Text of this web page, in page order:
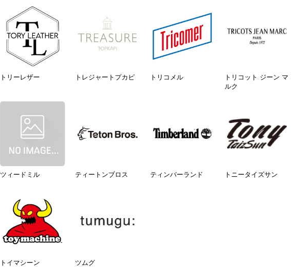
トリーレザー トレジャートプカピ トリコメル
トリコット ジーン マ
ルク
ツィードミル ティートンブロス ティンバーランド トニータイズサン
トイマシーン ツムグ